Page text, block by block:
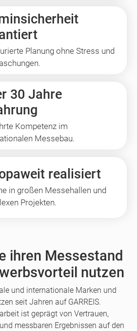
Planung ohne Stress und
30 Jahre
Kompetenz im
Messebau.
realisiert
in großen Messehallen und
Projekten.
ihren Messestand
nutzen
und internationale Marken und
seit Jahren auf GARREIS.
ist geprägt von Vertrauen,
messbaren Ergebnissen auf den